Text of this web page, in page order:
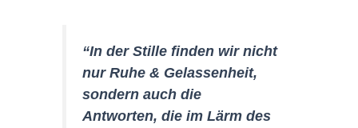
“In der Stille finden wir nicht
nur Ruhe & Gelassenheit,
sondern auch die
Antworten, die im Lärm des